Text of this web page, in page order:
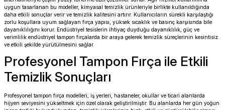
uygun tasarlanan bu modeller, kimyasal temizlik ürünleriyle birlikte kullanıldığında
daha etkili sonuçlar verir ve temizlik kalitesini artırır. Kullanıcıların sürekli karşılaştığı
zorlu koşullara uyum sağlayan fırça yapısı, yüksek sıcaklık ve basınç karşısında bile
dayanıklılığını korur. Endüstriyel tesislerin ihtiyaç duyduğu dayanıklılık, güç ve
verimlilik endüstriyel tampon fırçalarda bir araya gelerek temizlik süreçlerinin kesintisiz
ve etkili şekilde yürütülmesini sağlar.
Profesyonel Tampon Fırça ile Etkili
Temizlik Sonuçları
Profesyonel tampon fırça modelleri, iş yerleri, hastaneler, okullar ve ticari alanlarda
hijyen seviyesini yükseltmek için özel olarak geliştirilmiştir. Bu alanlarda her gün yoğun